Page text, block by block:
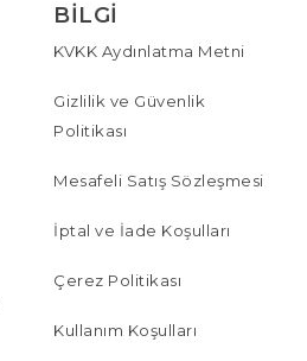
BILGI
KVKK Aydınlatma Metni
Gizlilik ve Güvenlik
Politikası
Mesafeli Satış Sözleşmesi
İptal ve İade Koşulları
Çerez Politikası
Kullanım Koşulları